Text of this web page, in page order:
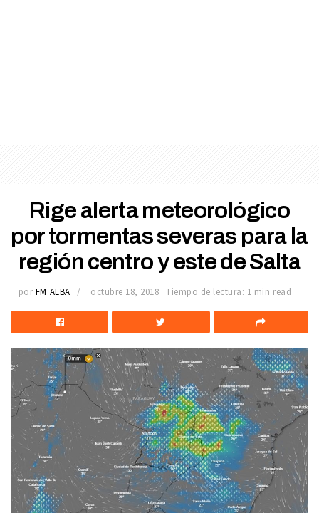
Rige alerta meteorológico
por tormentas severas para la
región centro y este de Salta
por FM ALBA octubre 18, 2018 Tiempo de lectura: 1 min read